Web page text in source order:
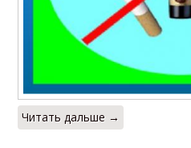
Читать дальше →